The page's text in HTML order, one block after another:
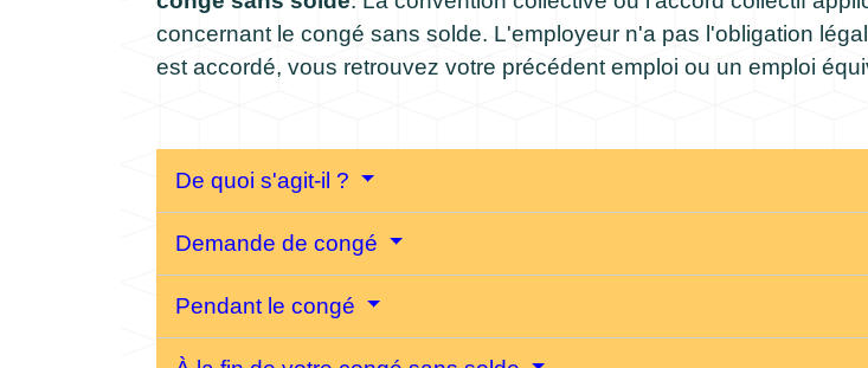
concernant le congé sans solde. L'employeur n'a pas l'obligation
est accordé, vous retrouvez votre précédent emploi ou un emploi
De quoi s'agit-il ?
Demande de congé
Pendant le congé